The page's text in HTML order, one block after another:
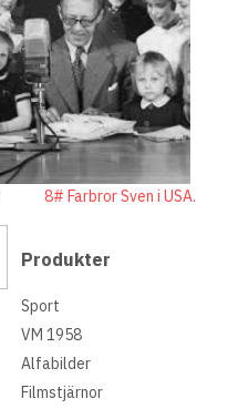
8# Farbror Sven i USA.
Produkter
Sport
VM 1958
Alfabilder
Filmstjärnor